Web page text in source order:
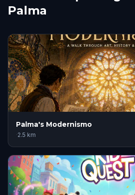
Palma
Palma's Modernismo
·2.5 km